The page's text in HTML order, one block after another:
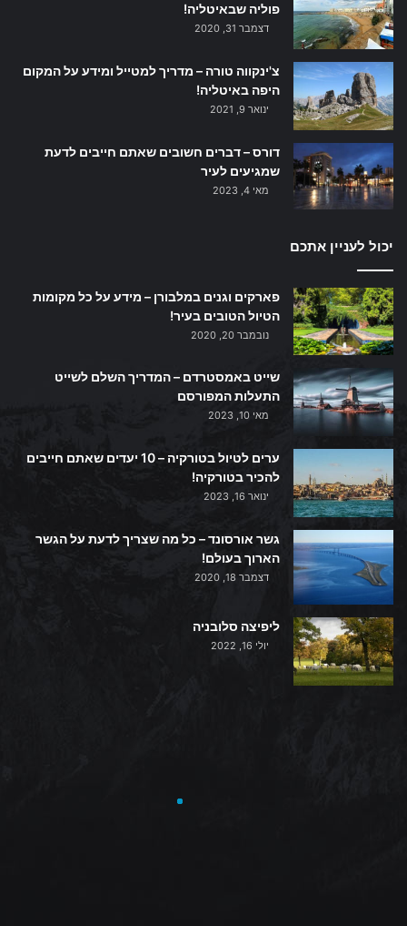
פוליה שבאיטליה!
דצמבר 31, 2020
צ'ינקווה טורה – מדריך למטייל ומידע על המקום
היפה באיטליה!
ינואר 9, 2021
דורס – דברים חשובים שאתם חייבים לדעת
שמגיעים לעיר
מאי 4, 2023
יכול לעניין אתכם
פארקים וגנים במלבורן – מידע על כל מקומות
הטיול הטובים בעיר!
נובמבר 20, 2020
שייט באמסטרדם – המדריך השלם לשייט
התעלות המפורסם
מאי 10, 2023
ערים לטיול בטורקיה – 10 יעדים שאתם חייבים
להכיר בטורקיה!
ינואר 16, 2023
גשר אורסונד – כל מה שצריך לדעת על הגשר
הארוך בעולם!
דצמבר 18, 2020
ליפיצה סלובניה
יולי 16, 2022